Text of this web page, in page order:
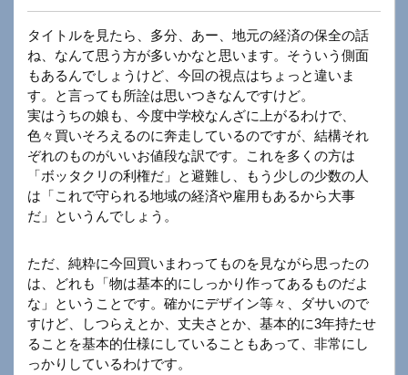
タイトルを見たら、多分、あー、地元の経済の保全の話
ね、なんて思う方が多いかなと思います。そういう側面
もあるんでしょうけど、今回の視点はちょっと違いま
す。と言っても所詮は思いつきなんですけど。
実はうちの娘も、今度中学校なんざに上がるわけで、
色々買いそろえるのに奔走しているのですが、結構それ
ぞれのものがいいお値段な訳です。これを多くの方は
「ボッタクリの利権だ」と避難し、もう少しの少数の人
は「これで守られる地域の経済や雇用もあるから大事
だ」というんでしょう。
ただ、純粋に今回買いまわってものを見ながら思ったの
は、どれも「物は基本的にしっかり作ってあるものだよ
な」ということです。確かにデザイン等々、ダサいので
すけど、しつらえとか、丈夫さとか、基本的に3年持たせ
ることを基本的仕様にしていることもあって、非常にし
っかりしているわけです。